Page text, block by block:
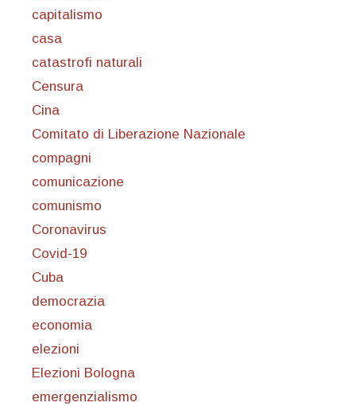
capitalismo
casa
catastrofi naturali
Censura
Cina
Comitato di Liberazione Nazionale
compagni
comunicazione
comunismo
Coronavirus
Covid-19
Cuba
democrazia
economia
elezioni
Elezioni Bologna
emergenzialismo